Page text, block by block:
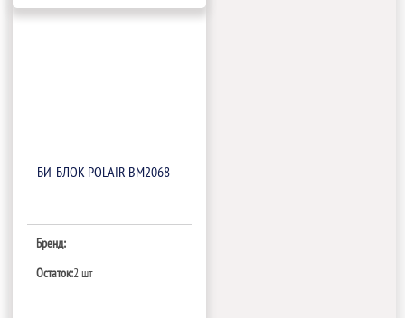
БИ‑БЛОК POLAIR BM2068
Бренд:
Остаток:2 шт